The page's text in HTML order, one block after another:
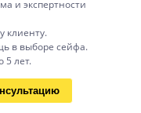
и экспертности
клиенту.
в выборе сейфа.
5 лет.